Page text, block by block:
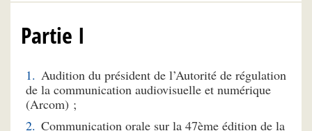
Partie I
Audition du président de l’Autorité de régulation
de la communication audiovisuelle et numérique
(Arcom) ;
Communication orale sur la 47ème édition de la